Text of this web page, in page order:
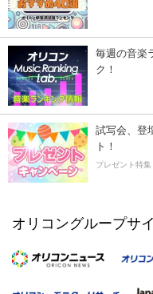
毎週の音楽
ク！
試写会、登
ト！
プレゼント特集
オリコングループサ